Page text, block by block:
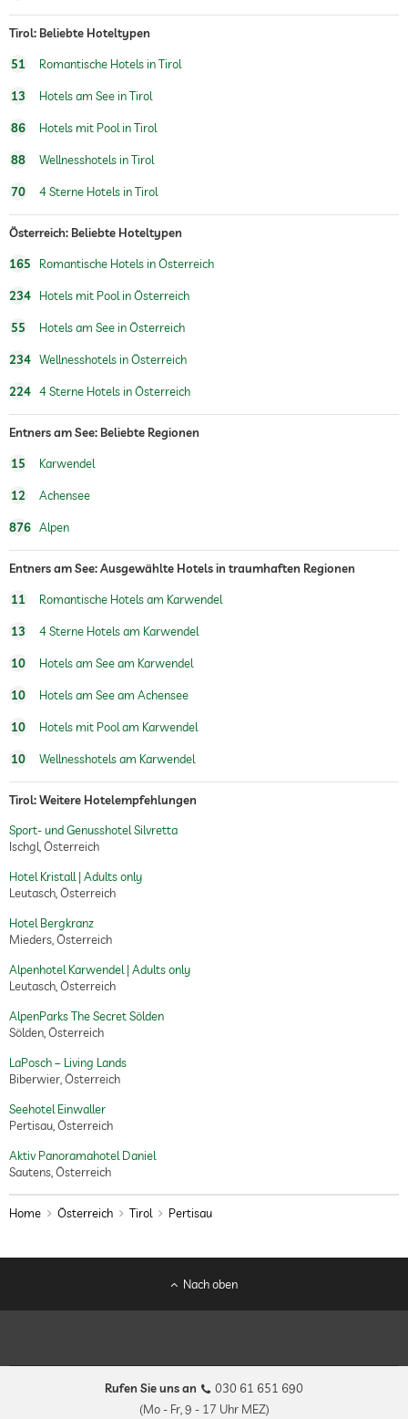
Sauna keine Saunagebühren
Sauna im Innenbereich
Sauna im Außenbereich
Ruheraum
Massageangebot
Wellnessmassagen
Bodytreatments
Packungen
Zimmerdekoration auf
Sekt
Tirol: Beliebte Hoteltypen
51 Romantische Hotels in Tirol
13 Hotels am See in Tirol
86 Hotels mit Pool in Tirol
88 Wellnesshotels in Tirol
70 4 Sterne Hotels in Tirol
Österreich: Beliebte Hoteltypen
165 Romantische Hotels in Österreich
234 Hotels mit Pool in Österreich
55 Hotels am See in Österreich
234 Wellnesshotels in Österreich
224 4 Sterne Hotels in Österreich
Entners am See: Beliebte Regionen
15 Karwendel
12 Achensee
876 Alpen
Entners am See: Ausgewählte Hotels in traumhaften Regionen
11 Romantische Hotels am Karwendel
13 4 Sterne Hotels am Karwendel
10 Hotels am See am Karwendel
10 Hotels am See am Achensee
10 Hotels mit Pool am Karwendel
10 Wellnesshotels am Karwendel
Tirol: Weitere Hotelempfehlungen
Sport- und Genusshotel Silvretta
Ischgl, Österreich
Hotel Kristall | Adults only
Leutasch, Österreich
Hotel Bergkranz
Mieders, Österreich
Alpenhotel Karwendel | Adults only
Leutasch, Österreich
AlpenParks The Secret Sölden
Sölden, Österreich
LaPosch – Living Lands
Biberwier, Österreich
Seehotel Einwaller
Pertisau, Österreich
Aktiv Panoramahotel Daniel
Sautens, Österreich
Home Österreich Tirol Pertisau
Nach oben
Rufen Sie uns an
030 61 651 690
(Mo - Fr, 9 - 17 Uhr MEZ)